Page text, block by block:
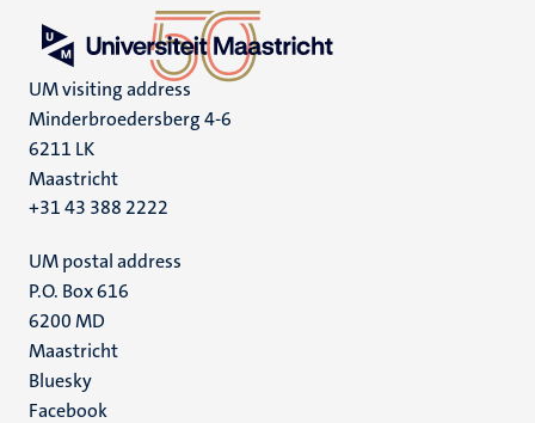
UM visiting address
Minderbroedersberg 4-6
6211 LK
Maastricht
+31 43 388 2222
UM postal address
P.O. Box 616
6200 MD
Maastricht
Social
Bluesky
Facebook